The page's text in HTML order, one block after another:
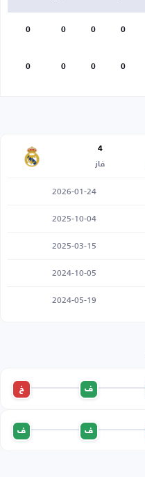
0
0
0
0
0
0
0
0
4
فاز
2026-01-24
2025-10-04
2025-03-15
2024-10-05
2024-05-19
ف خ
ف ف